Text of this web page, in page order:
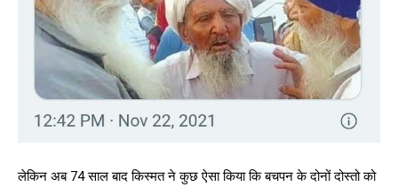
लेकिन अब 74 साल बाद किस्मत ने कुछ ऐसा किया कि बचपन के दोनों दोस्तो को